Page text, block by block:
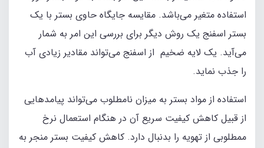
استفاده متغیر می‌باشد. مقایسه جایگاه حاوی بستر با یک
بستر اسفنج یک روش دیگر برای بررسی این امر به شمار
می‌آید. یک لایه ضخیم از اسفنج می‌تواند مقادیر زیادی آب
را جذب نماید.
استفاده از مواد بستر به میزان نامطلوب می‌تواند پیامدهایی
از قبیل کاهش کیفیت سریع آن در هنگام استعمال نرخ
ممطلوبی از تهویه را بدنبال دارد. کاهش کیفیت بستر منجر به